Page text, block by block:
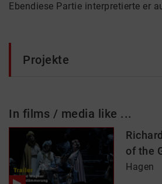
Ebendiese Partie interpretierte er
Projekte
In films / media like ...
of the
Hagen